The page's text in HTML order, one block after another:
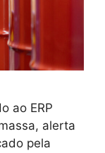
ao ERP
alerta
pela